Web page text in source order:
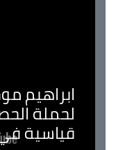
ابراهيم
لحملة
قياسية